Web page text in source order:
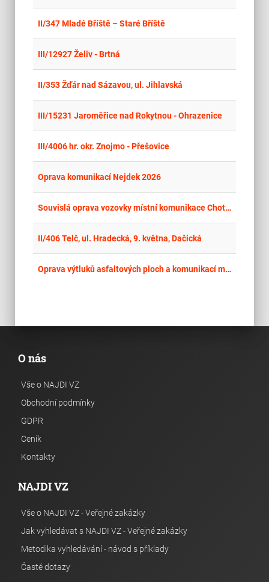
II/347 Mladé Bříště – Staré Bříště
III/12927 Želiv - Brtná
II/353 Žďár nad Sázavou, ul. Jihlavská
III/15231 Jaroměřice nad Rokytnou - Ohrazenice
III/4006 hr. okr. Znojmo - Přešovice
Oprava komunikací Nejdek 2026
Souvislá oprava vozovky místní komunikace Choteč – ke křížení se silnicí II/101
II/406 Telč, ul. Hradecká, 9. května, Dačická
Oprava výtluků asfaltových ploch a komunikací metodou ITHR v Milovicích 2026
O nás
Vše o NAJDI VZ
Obchodní podmínky
GDPR
Ceník
Kontakty
NAJDI VZ
Vše o NAJDI VZ - Veřejné zakázky
Jak vyhledávat s NAJDI VZ - Veřejné zakázky
Metodika vyhledávání - návod s příklady
Časté dotazy